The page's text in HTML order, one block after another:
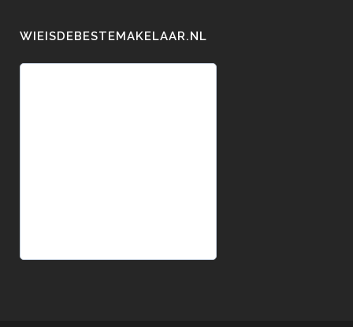
WIEISDEBESTEMAKELAAR.NL